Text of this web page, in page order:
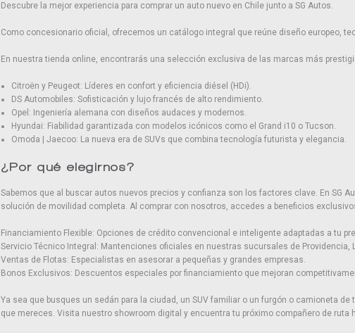
Descubre la mejor experiencia para comprar un auto nuevo en Chile junto a SG Autos.
Como concesionario oficial, ofrecemos un catálogo integral que reúne diseño europeo,
En nuestra tienda online, encontrarás una selección exclusiva de las marcas más
Citroën y Peugeot: Líderes en confort y eficiencia diésel (HDi).
DS Automobiles: Sofisticación y lujo francés de alto rendimiento.
Opel: Ingeniería alemana con diseños audaces y modernos.
Hyundai: Fiabilidad garantizada con modelos icónicos como el Grand i10 o Tucson.
Omoda | Jaecoo: La nueva era de SUVs que combina tecnología futurista y elegancia.
¿Por qué elegirnos?
Sabemos que al buscar autos nuevos precios y confianza son los factores clave. En SG
solución de movilidad completa. Al comprar con nosotros, accedes a beneficios
Financiamiento Flexible: Opciones de crédito convencional e inteligente adaptadas a tu
Servicio Técnico Integral: Mantenciones oficiales en nuestras sucursales de Providencia,
Ventas de Flotas: Especialistas en asesorar a pequeñas y grandes empresas.
Bonos Exclusivos: Descuentos especiales por financiamiento que mejoran
Ya sea que busques un sedán para la ciudad, un SUV familiar o un furgón o camioneta
que mereces. Visita nuestro showroom digital y encuentra tu próximo compañero de ruta